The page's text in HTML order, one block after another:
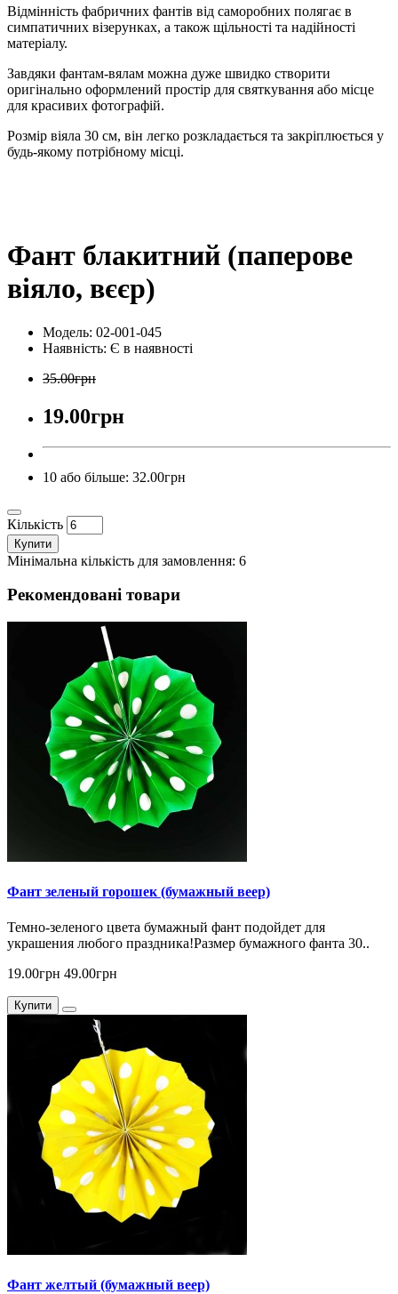
Відмінність фабричних фантів від саморобних полягає в
симпатичних візерунках, а також щільності та надійності
матеріалу.
Завдяки фантам-вялам можна дуже швидко створити
оригінально оформлений простір для святкування або місце
для красивих фотографій.
Розмір віяла 30 см, він легко розкладається та закріплюється у
будь-якому потрібному місці.
Фант блакитний (паперове
віяло, вєєр)
Модель: 02-001-045
Наявність: Є в наявності
35.00грн
19.00грн
10 або більше: 32.00грн
Кількість
Купити
Мінімальна кількість для замовлення: 6
Рекомендовані товари
Фант зеленый горошек (бумажный веер)
Темно-зеленого цвета бумажный фант подойдет для
украшения любого праздника!Размер бумажного фанта 30..
19.00грн 49.00грн
Купити
Фант желтый (бумажный веер)